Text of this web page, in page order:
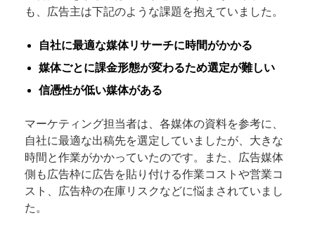
も、広告主は下記のような課題を抱えていました。
自社に最適な媒体リサーチに時間がかかる
媒体ごとに課金形態が変わるため選定が難しい
信憑性が低い媒体がある
マーケティング担当者は、各媒体の資料を参考に、
自社に最適な出稿先を選定していましたが、大きな
時間と作業がかかっていたのです。また、広告媒体
側も広告枠に広告を貼り付ける作業コストや営業コ
スト、広告枠の在庫リスクなどに悩まされていまし
た。